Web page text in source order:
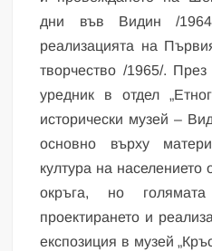
дни във Видин /
реализацията на
творчество /1965/.
уредник в отдел
исторически музей –
основно върху
култура на населението
окръга, но
проектирането и
експозиция в музей